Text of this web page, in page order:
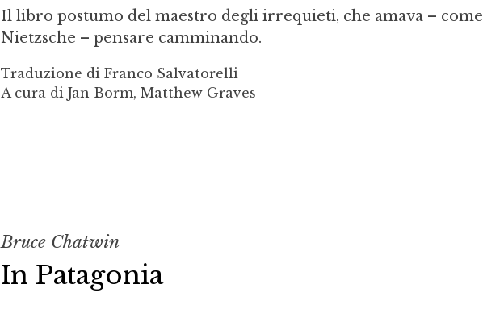
Il libro postumo del maestro degli irrequieti, che amava – come
Nietzsche – pensare camminando.
Traduzione di Franco Salvatorelli
A cura di Jan Borm, Matthew Graves
Bruce Chatwin
In Patagonia